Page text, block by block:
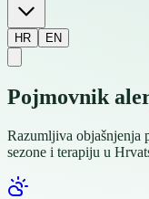
HR EN
Pojmovnik
Razumljiva objašnjenja
sezone i terapiju u